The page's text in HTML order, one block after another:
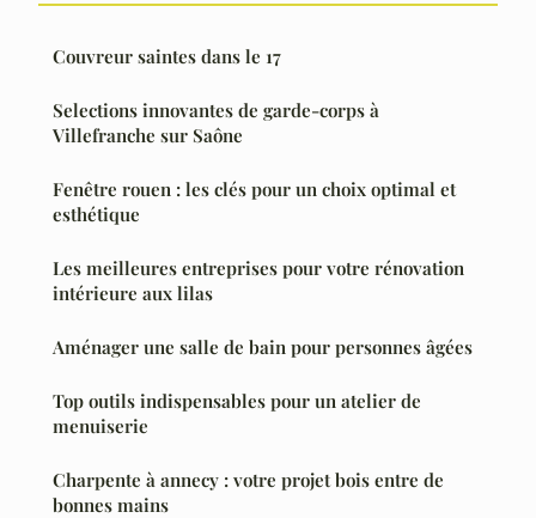
Couvreur saintes dans le 17
Selections innovantes de garde-corps à
Villefranche sur Saône
Fenêtre rouen : les clés pour un choix optimal et
esthétique
Les meilleures entreprises pour votre rénovation
intérieure aux lilas
Aménager une salle de bain pour personnes âgées
Top outils indispensables pour un atelier de
menuiserie
Charpente à annecy : votre projet bois entre de
bonnes mains